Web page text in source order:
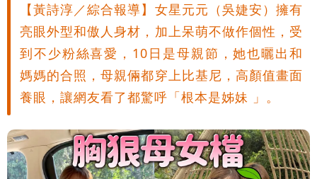
【黃詩淳／綜合報導】女星元元（吳婕安）擁有
亮眼外型和傲人身材，加上呆萌不做作個性，受
到不少粉絲喜愛，10日是母親節，她也曬出和
媽媽的合照，母親倆都穿上比基尼，高顏值畫面
養眼，讓網友看了都驚呼「根本是姊妹 」。